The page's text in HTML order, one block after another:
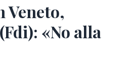
Veneto,
«No alla